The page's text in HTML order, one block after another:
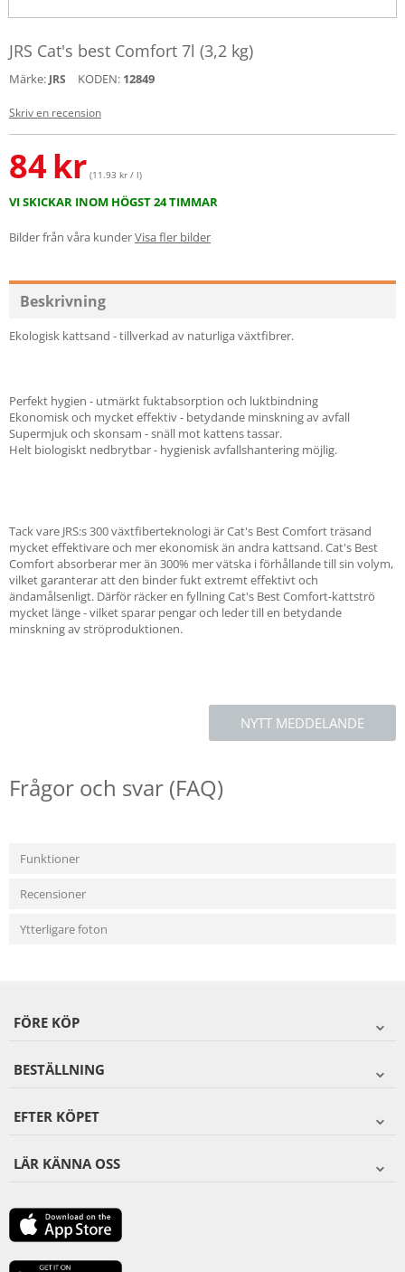
JRS Cat's best Comfort 7l (3,2 kg)
Märke: JRS KODEN: 12849
Skriv en recension
84kr (11.93 kr / l)
VI SKICKAR INOM HÖGST 24 TIMMAR
Bilder från våra kunderVisa fler bilder
Beskrivning
Ekologisk kattsand - tillverkad av naturliga växtfibrer.
Perfekt hygien - utmärkt fuktabsorption och luktbindning
Ekonomisk och mycket effektiv - betydande minskning av avfall
Supermjuk och skonsam - snäll mot kattens tassar.
Helt biologiskt nedbrytbar - hygienisk avfallshantering möjlig.
Tack vare JRS:s 300 växtfiberteknologi är Cat's Best Comfort träsand
mycket effektivare och mer ekonomisk än andra kattsand. Cat's Best
Comfort absorberar mer än 300% mer vätska i förhållande till sin volym,
vilket garanterar att den binder fukt extremt effektivt och
ändamålsenligt. Därför räcker en fyllning Cat's Best Comfort-kattströ
mycket länge - vilket sparar pengar och leder till en betydande
minskning av ströproduktionen.
NYTT MEDDELANDE
Frågor och svar (FAQ)
Funktioner
Recensioner
Ytterligare foton
FÖRE KÖP
BESTÄLLNING
EFTER KÖPET
LÄR KÄNNA OSS